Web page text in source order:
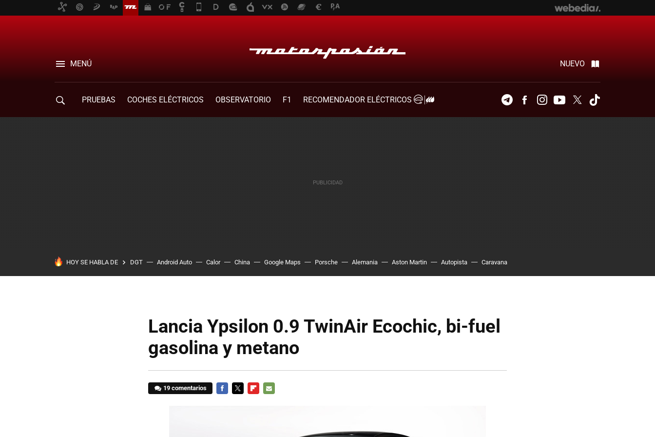
MENÚ NUEVO
PRUEBAS COCHES ELÉCTRICOS OBSERVATORIO F1
RECOMENDADOR ELÉCTRICOS
TelegramFacebookInstagramYoutubeTwitter
HOY SE HABLA DE DGT Android Auto Calor China Google Maps Porsche Alemania Aston Martin Autopista Caravana
Lancia Ypsilon 0.9 TwinAir Ecochic, bi-fuel
gasolina y metano
19 comentarios